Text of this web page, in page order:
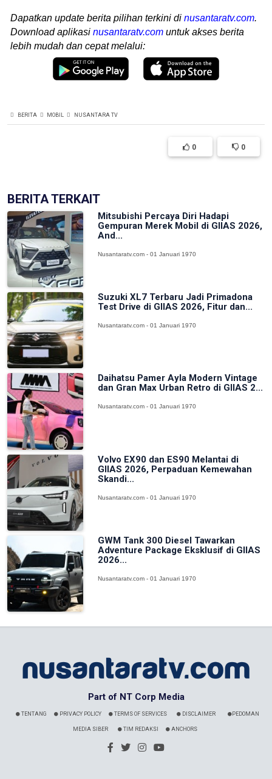
Dapatkan update berita pilihan terkini di nusantaratv.com.
Download aplikasi nusantaratv.com untuk akses berita
lebih mudah dan cepat melalui:
BERITA MOBIL NUSANTARA TV
0 0
BERITA TERKAIT
Mitsubishi Percaya Diri Hadapi
Gempuran Merek Mobil di GIIAS 2026,
And...
Nusantaratv.com - 01 Januari 1970
Suzuki XL7 Terbaru Jadi Primadona
Test Drive di GIIAS 2026, Fitur dan...
Nusantaratv.com - 01 Januari 1970
Daihatsu Pamer Ayla Modern Vintage
dan Gran Max Urban Retro di GIIAS 2...
Nusantaratv.com - 01 Januari 1970
Volvo EX90 dan ES90 Melantai di
GIIAS 2026, Perpaduan Kemewahan
Skandi...
Nusantaratv.com - 01 Januari 1970
GWM Tank 300 Diesel Tawarkan
Adventure Package Eksklusif di GIIAS
2026...
Nusantaratv.com - 01 Januari 1970
Part of NT Corp Media
TENTANG PRIVACY POLICY TERMS OF SERVICES DISCLAIMER PEDOMAN
MEDIA SIBER TIM REDAKSI ANCHORS